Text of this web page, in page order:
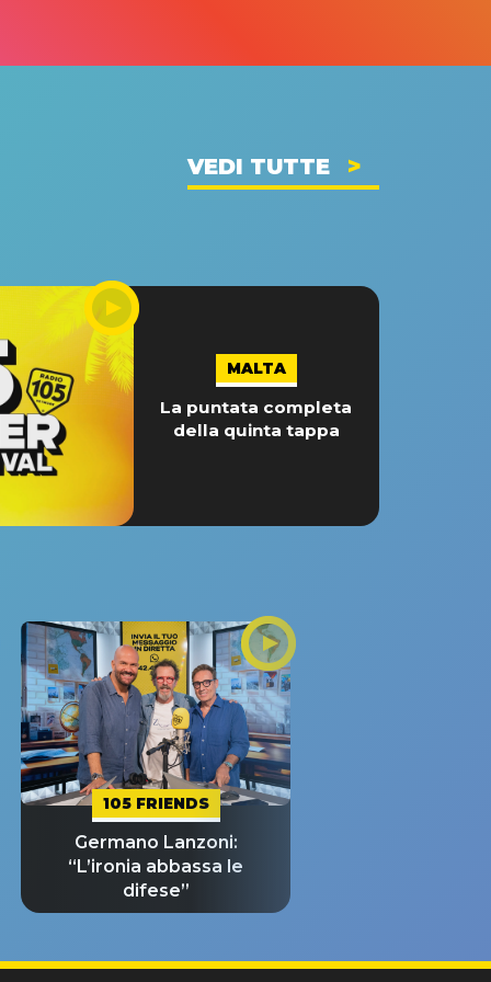
VEDI TUTTE
MALTA
La puntata completa
della quinta tappa
105 FRIENDS
Germano Lanzoni:
“L’ironia abbassa le
difese”